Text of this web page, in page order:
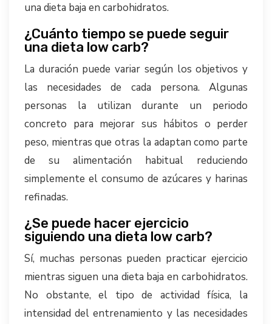
una dieta baja en carbohidratos.
¿Cuánto tiempo se puede seguir
una dieta low carb?
La duración puede variar según los objetivos y
las necesidades de cada persona. Algunas
personas la utilizan durante un periodo
concreto para mejorar sus hábitos o perder
peso, mientras que otras la adaptan como parte
de su alimentación habitual reduciendo
simplemente el consumo de azúcares y harinas
refinadas.
¿Se puede hacer ejercicio
siguiendo una dieta low carb?
Sí, muchas personas pueden practicar ejercicio
mientras siguen una dieta baja en carbohidratos.
No obstante, el tipo de actividad física, la
intensidad del entrenamiento y las necesidades